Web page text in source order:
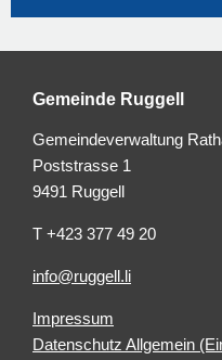
Gemeinde Ruggell
Gemeindeverwaltung
Poststrasse 1
9491 Ruggell
T +423 377 49 20
info@ruggell.li
Impressum
Datenschutz Allgemein